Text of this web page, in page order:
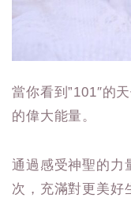
當你看到”101″的
的偉大能量。
通過感受神聖的力
次，充滿對更美好